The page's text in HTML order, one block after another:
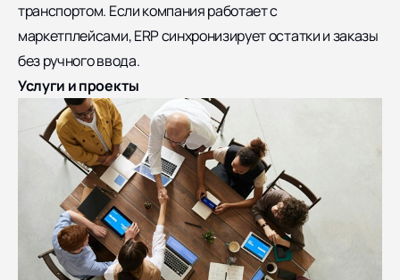
транспортом. Если компания работает с
маркетплейсами, ERP синхронизирует остатки и заказы
без ручного ввода.
Услуги и проекты